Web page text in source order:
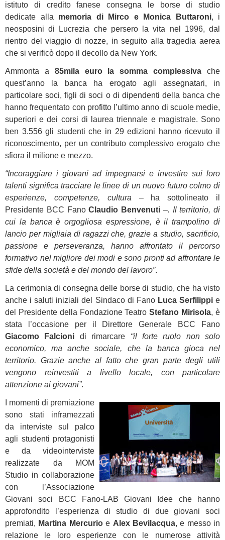
istituto di credito fanese consegna le borse di studio
dedicate alla memoria di Mirco e Monica Buttaroni, i
neosposini di Lucrezia che persero la vita nel 1996, dal
rientro del viaggio di nozze, in seguito alla tragedia aerea
che si verificò dopo il decollo da New York.
Ammonta a 85mila euro la somma complessiva che
quest’anno la banca ha erogato agli assegnatari, in
particolare soci, figli di soci o di dipendenti della banca che
hanno frequentato con profitto l’ultimo anno di scuole medie,
superiori e dei corsi di laurea triennale e magistrale. Sono
ben 3.556 gli studenti che in 29 edizioni hanno ricevuto il
riconoscimento, per un contributo complessivo erogato che
sfiora il milione e mezzo.
“Incoraggiare i giovani ad impegnarsi e investire sui loro
talenti significa tracciare le linee di un nuovo futuro colmo di
esperienze, competenze, cultura – ha sottolineato il
Presidente BCC FanoClaudio Benvenuti –. Il territorio, di
cui la banca è orgogliosa espressione, è il trampolino di
lancio per migliaia di ragazzi che, grazie a studio, sacrificio,
passione e perseveranza, hanno affrontato il percorso
formativo nel migliore dei modi e sono pronti ad affrontare le
sfide della società e del mondo del lavoro”.
La cerimonia di consegna delle borse di studio, che ha visto
anche i saluti iniziali del Sindaco di Fano Luca Serfilippie
del Presidente della Fondazione TeatroStefano Mirisola, è
stata l’occasione per il Direttore Generale BCC Fano
Giacomo Falcioni di rimarcare “il forte ruolo non solo
economico, ma anche sociale, che la banca gioca nel
territorio. Grazie anche al fatto che gran parte degli utili
vengono reinvestiti a livello locale, con particolare
attenzione ai giovani”.
I momenti di premiazione
sono stati inframezzati
da interviste sul palco
agli studenti protagonisti
e da videointerviste
realizzate da MOM
Studio in collaborazione
con l’Associazione
Giovani soci BCC Fano-LAB Giovani Idee che hanno
approfondito l’esperienza di studio di due giovani soci
premiati, Martina Mercurioe Alex Bevilacqua, e messo in
relazione le loro esperienze con le numerose attività